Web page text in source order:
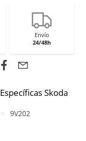
Envío
24/48h
Específicas Skoda
9V202